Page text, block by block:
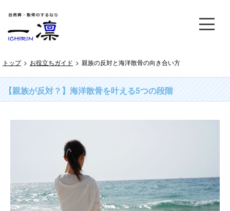
トップ > お役立ちガイド > 親族の反対と海洋散骨の向き合い方
【親族が反対？】海洋散骨を叶える5つの段階